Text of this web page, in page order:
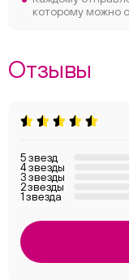
которому можно
Отзывы
5 звезд
4 звезды
3 звезды
2 звезды
1 звезда